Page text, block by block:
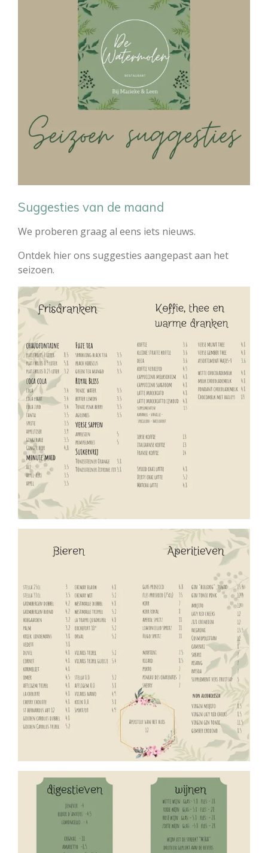
Suggesties van de maand
We proberen graag al eens iets nieuws.
Ontdek hier ons suggesties aangepast aan het
seizoen.